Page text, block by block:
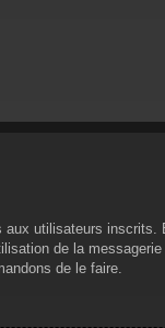
utilisateurs
de la
de le faire.